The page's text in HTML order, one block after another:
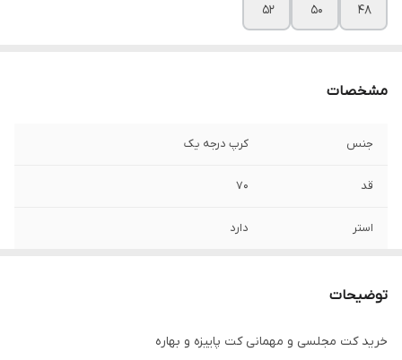
۴۸ ۵۰ ۵۲
مشخصات
جنس کرپ درجه یک
قد ۷۰
استر دارد
توضیحات
خرید کت مجلسی و مهمانی کت پاییزه و بهاره